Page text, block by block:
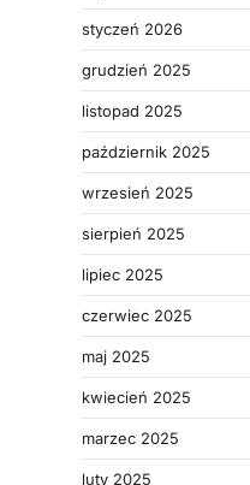
styczeń 2026
grudzień 2025
listopad 2025
październik 2025
wrzesień 2025
sierpień 2025
lipiec 2025
czerwiec 2025
maj 2025
kwiecień 2025
marzec 2025
luty 2025